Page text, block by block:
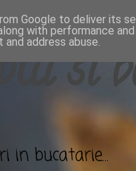
si
in bucatarie...
Google to deliver its
with performance
address abuse.